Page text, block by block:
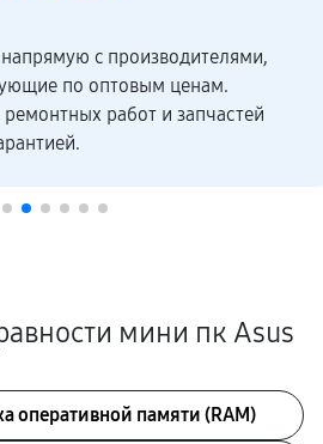
c производителями,
по оптовым ценам.
работ и запчастей
мини пк Asus
оперативной памяти (RAM)